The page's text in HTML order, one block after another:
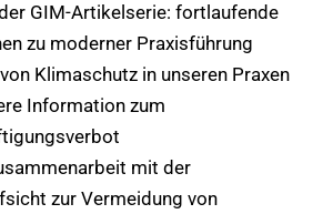
GIM-Artikelserie: fortlaufende
zu moderner Praxisführung
Klimaschutz in unseren Praxen
Information zum
mit der
zur Vermeidung von